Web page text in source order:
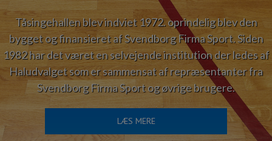
Tåsingehallen blev indviet 1972. oprindelig blev den
bygget og finansieret af Svendborg Firma Sport. Siden
1982 har det været en selvejende institution der ledes af
Haludvalget som er sammensat af repræsentanter fra
Svendborg Firma Sport og øvrige brugere.
LÆS MERE